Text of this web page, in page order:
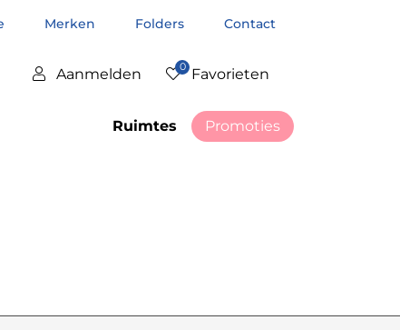
Merken Folders Contact
Aanmelden 0 Favorieten
Ruimtes Promoties